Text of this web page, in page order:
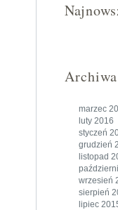
Archiwa
marzec
luty 2016
styczeń
grudzień
listopad
wrzesień
sierpień
lipiec